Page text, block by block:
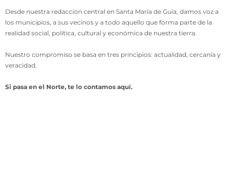
Desde nuestra redacción central en Santa María de Guía, damos voz a
los municipios, a sus vecinos y a todo aquello que forma parte de la
realidad social, política, cultural y económica de nuestra tierra.
Nuestro compromiso se basa en tres principios: actualidad, cercanía y
veracidad.
Si pasa en el Norte, te lo contamos aquí.